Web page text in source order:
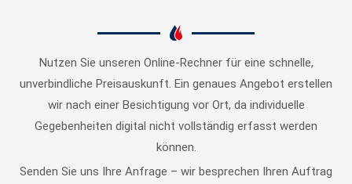
Nutzen Sie unseren Online-Rechner für eine schnelle,
unverbindliche Preisauskunft. Ein genaues Angebot erstellen
wir nach einer Besichtigung vor Ort, da individuelle
Gegebenheiten digital nicht vollständig erfasst werden
können.
Senden Sie uns Ihre Anfrage – wir besprechen Ihren Auftrag